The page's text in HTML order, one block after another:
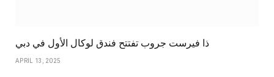
ذا فيرست جروب تفتتح فندق لوكال الأول في دبي
APRIL 13, 2025